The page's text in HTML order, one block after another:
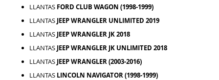
LLANTAS FORD CLUB WAGON (1998-1999)
LLANTAS JEEP WRANGLER UNLIMITED 2019
LLANTAS JEEP WRANGLER JK 2018
LLANTAS JEEP WRANGLER JK UNLIMITED 2018
LLANTAS JEEP WRANGLER (2003-2016)
LLANTAS LINCOLN NAVIGATOR (1998-1999)